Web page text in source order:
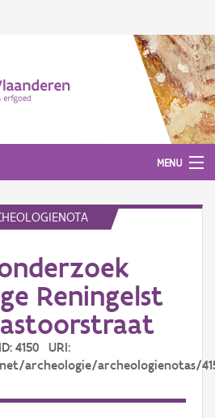
MENU
Reningelst
ID: 4150 URI:
archeologie/archeologienotas/